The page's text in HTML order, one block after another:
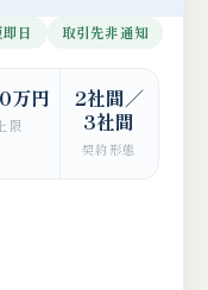
日 取引先非通知
万円
限
2社間／
3社間
契約形態